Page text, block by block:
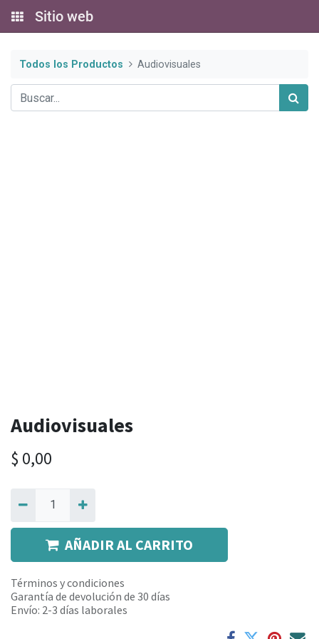
Sitio web
Todos los Productos Audiovisuales
Audiovisuales
$ 0,00
AÑADIR AL CARRITO
Términos y condiciones
Garantía de devolución de 30 días
Envío: 2-3 días laborales